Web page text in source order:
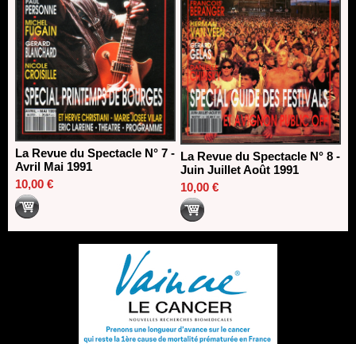
La Revue du Spectacle N° 7 -
Avril Mai 1991
10,00 €
La Revue du Spectacle N° 8 -
Juin Juillet Août 1991
10,00 €